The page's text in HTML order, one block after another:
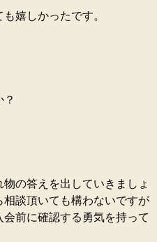
嬉しかったです。
の答えを出していきましょ
談頂いても構わないですが
前に確認する勇気を持って